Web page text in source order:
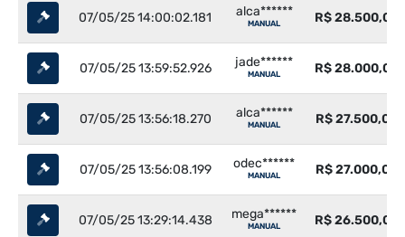
07/05/25 14:00:02.181 alca******
MANUAL R$ 28.500,00
07/05/25 13:59:52.926 jade******
MANUAL R$ 28.000,00
07/05/25 13:56:18.270 alca******
MANUAL R$ 27.500,00
07/05/25 13:56:08.199 odec******
MANUAL R$ 27.000,00
07/05/25 13:29:14.438 mega******
MANUAL R$ 26.500,00